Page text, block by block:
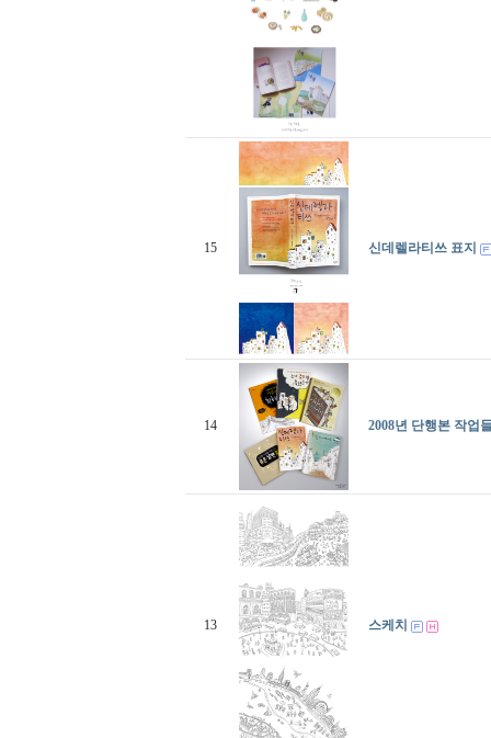
15 신데렐라티쓰 표지
14 2008년 단행본 작업
13 스케치